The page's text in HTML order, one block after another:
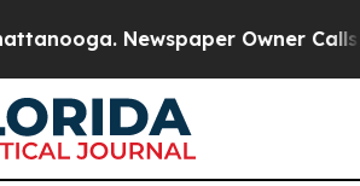
Newspaper Owner Calls